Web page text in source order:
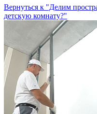
Вернуться к "Делим
детскую комнату?"